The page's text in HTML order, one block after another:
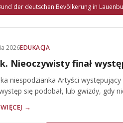
der deutschen Bevölkerung in
2026EDUKACJA
Nieoczywisty finał
niespodzianka Artyści
się podobał, lub gwizdy, gdy
→